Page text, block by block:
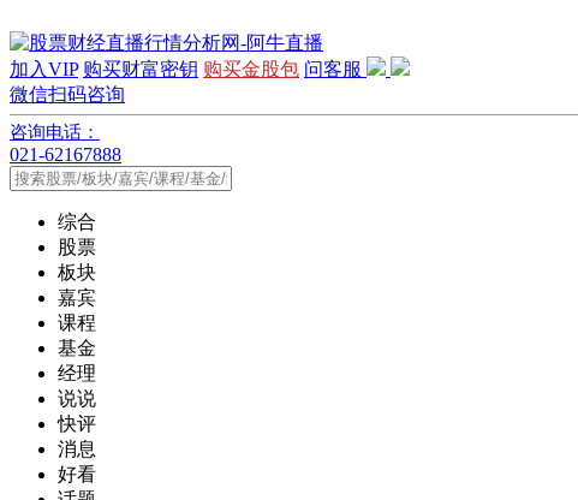
加入VIP 购买财富密钥 购买金股包 问客服
微信扫码咨询
咨询电话：
021-62167888
综合
股票
板块
嘉宾
课程
基金
经理
说说
快评
消息
好看